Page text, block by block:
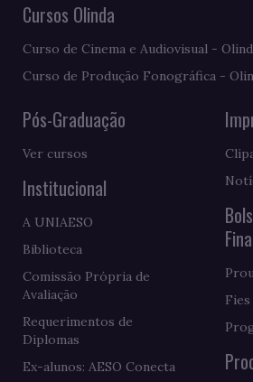
Cursos Olinda
Curso de Cinema e Audiovisual -
Curso de Produção Fonográfica -
Pós-Graduação
Ver cursos
Institucional
A UNIAESO
Biblioteca
Comissão Própria de
Avaliação
Requerimentos de
Diplomas
Ex-alunos: AESO Conecta
Fies